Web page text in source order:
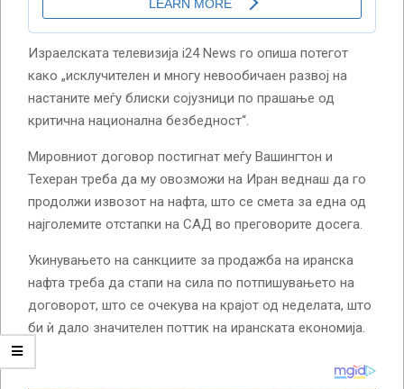
Израелската телевизија i24 News го опиша потегот
како „исклучителен и многу невообичаен развој на
настаните меѓу блиски сојузници по прашање од
критична национална безбедност“.
Мировниот договор постигнат меѓу Вашингтон и
Техеран треба да му овозможи на Иран веднаш да го
продолжи извозот на нафта, што се смета за една од
најголемите отстапки на САД во преговорите досега.
Укинувањето на санкциите за продажба на иранска
нафта треба да стапи на сила по потпишувањето на
договорот, што се очекува на крајот од неделата, што
би ѝ дало значителен поттик на иранската економија.